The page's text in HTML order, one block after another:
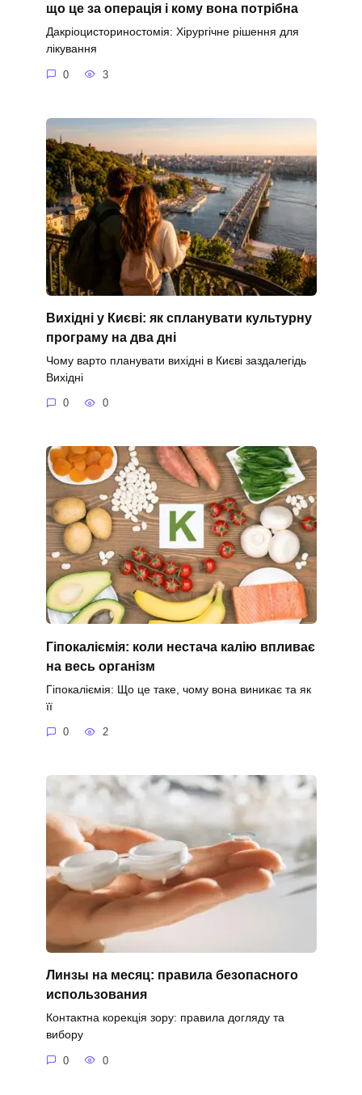
що це за операція і кому вона потрібна
Дакріоцисториностомія: Хірургічне рішення для
лікування
0 3
Вихідні у Києві: як спланувати культурну
програму на два дні
Чому варто планувати вихідні в Києві заздалегідь
Вихідні
0 0
Гіпокаліємія: коли нестача калію впливає
на весь організм
Гіпокаліємія: Що це таке, чому вона виникає та як
її
0 2
Линзы на месяц: правила безопасного
использования
Контактна корекція зору: правила догляду та
вибору
0 0